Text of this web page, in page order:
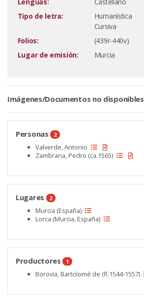
Tipo de letra:
Humanística
Cursiva
Folios:
(439r-440v)
Lugar de emisión:
Murcia
Imágenes/Documentos no disponibles
Personas 2
Valverde, Antonio
Zambrana, Pedro (ca.1565)
Lugares 2
Murcia (España)
Lorca (Murcia, España)
Productores 1
Borovia, Bartolomé de (fl.1544-1557)